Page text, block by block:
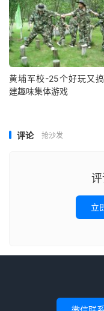
黄埔军校-25个好玩又
建趣味集体游戏
评论 抢沙发
评
立